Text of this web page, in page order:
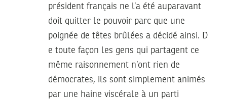
président français ne l’a été auparavant
doit quitter le pouvoir parc que une
poignée de têtes brûlées a décidé ainsi. D
e toute façon les gens qui partagent ce
même raisonnement n’ont rien de
démocrates, ils sont simplement animés
par une haine viscérale à un parti